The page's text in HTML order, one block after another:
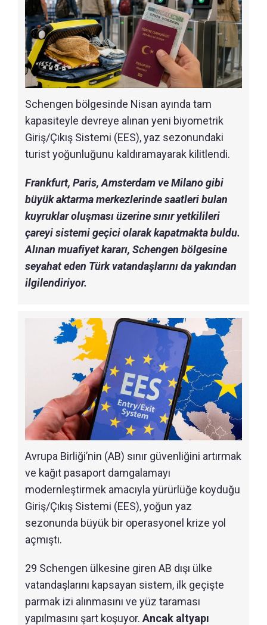
Schengen bölgesinde Nisan ayında tam
kapasiteyle devreye alınan yeni biyometrik
Giriş/Çıkış Sistemi (EES), yaz sezonundaki
turist yoğunluğunu kaldıramayarak kilitlendi.
Frankfurt, Paris, Amsterdam ve Milano gibi
büyük aktarma merkezlerinde saatleri bulan
kuyruklar oluşması üzerine sınır yetkilileri
çareyi sistemi geçici olarak kapatmakta buldu.
Alınan muafiyet kararı, Schengen bölgesine
seyahat eden Türk vatandaşlarını da yakından
ilgilendiriyor.
Avrupa Birliği’nin (AB) sınır güvenliğini artırmak
ve kağıt pasaport damgalamayı
modernleştirmek amacıyla yürürlüğe koyduğu
Giriş/Çıkış Sistemi (EES), yoğun yaz
sezonunda büyük bir operasyonel krize yol
açmıştı.
29 Schengen ülkesine giren AB dışı ülke
vatandaşlarını kapsayan sistem, ilk geçişte
parmak izi alınmasını ve yüz taraması
yapılmasını şart koşuyor. Ancak altyapı